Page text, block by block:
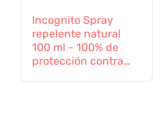
Incognito Spray
repelente natural
100 ml - 100% de
protección contra